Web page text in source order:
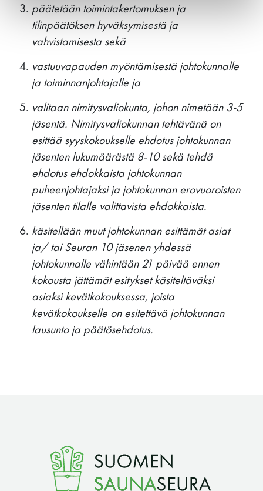
LUE LISÄÄ
päätetään toimintakertomuksen ja
tilinpäätöksen hyväksymisestä ja
vahvistamisesta sekä
vastuuvapauden myöntämisestä johtokunnalle
ja toiminnanjohtajalle ja
valitaan nimitysvaliokunta, johon nimetään 3-5
jäsentä. Nimitysvaliokunnan tehtävänä on
esittää syyskokoukselle ehdotus johtokunnan
jäsenten lukumäärästä 8-10 sekä tehdä
ehdotus ehdokkaista johtokunnan
puheenjohtajaksi ja johtokunnan erovuoroisten
jäsenten tilalle valittavista ehdokkaista.
käsitellään muut johtokunnan esittämät asiat
ja/ tai Seuran 10 jäsenen yhdessä
johtokunnalle vähintään 21 päivää ennen
kokousta jättämät esitykset käsiteltäväksi
asiaksi kevätkokouksessa, joista
kevätkokoukselle on esitettävä johtokunnan
lausunto ja päätösehdotus.